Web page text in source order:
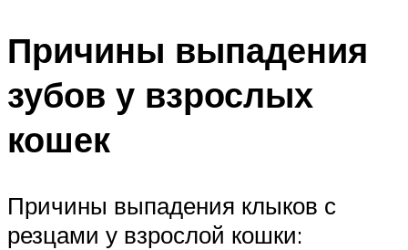
Причины выпадения
зубов у взрослых
кошек
Причины выпадения клыков с
резцами у взрослой кошки: